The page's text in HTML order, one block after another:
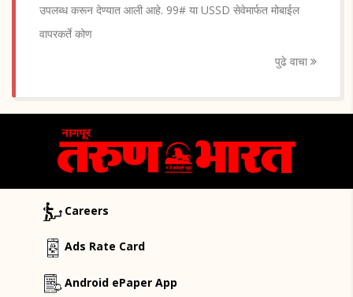
उपलब्ध करून देण्यात आली आहे. 99# या USSD सेवेमार्फत मोबाईल
वापरकर्ते कोण
पुढे वाचा
Careers
Ads Rate Card
Android ePaper App